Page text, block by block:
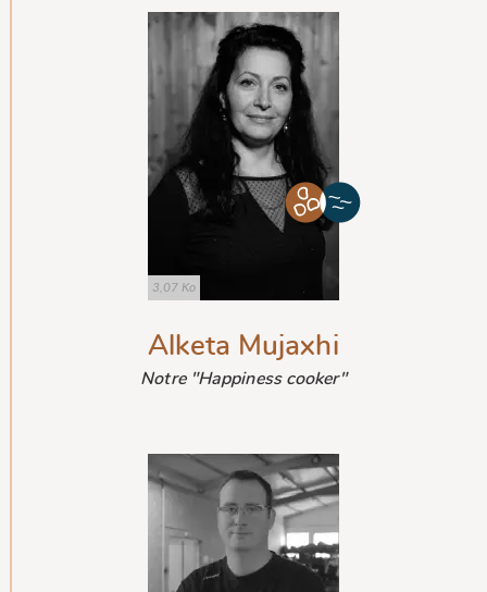
3,07 Ko
Alketa Mujaxhi
Notre "Happiness cooker"